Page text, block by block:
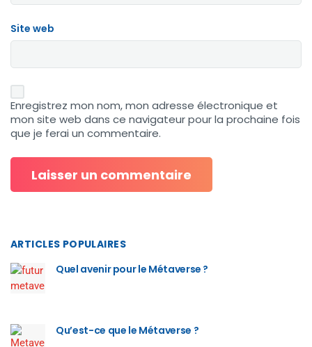
Site web
Enregistrez mon nom, mon adresse électronique et
mon site web dans ce navigateur pour la prochaine fois
que je ferai un commentaire.
ARTICLES POPULAIRES
Quel avenir pour le Métaverse ?
Qu’est-ce que le Métaverse ?